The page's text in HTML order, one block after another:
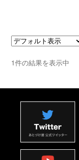
1件の結果を表示中